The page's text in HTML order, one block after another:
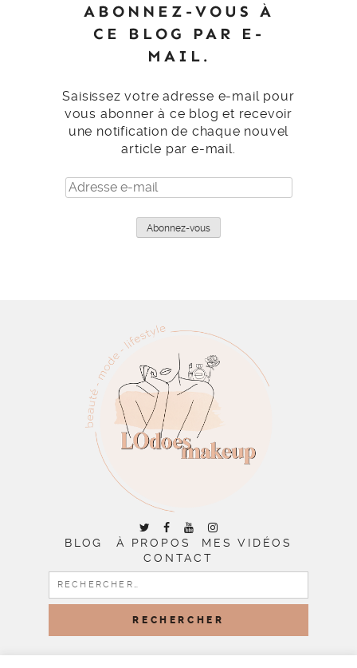
ABONNEZ-VOUS À
CE BLOG PAR E-
MAIL.
Saisissez votre adresse e-mail pour
vous abonner à ce blog et recevoir
une notification de chaque nouvel
article par e-mail.
Adresse
e-
Abonnez-vous
BLOG À PROPOS
MES VIDÉOS
CONTACT
RECHERCHER :